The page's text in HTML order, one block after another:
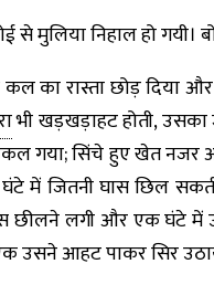
से मुलिया निहाल हो गयी।
का रास्ता छोड़ दिया और
भी खड़खड़ाहट होती,
गया; सिंचे हुए खेत
में जितनी घास छिल
छीलने लगी और एक घंटे में
उसने आहट पाकर सिर